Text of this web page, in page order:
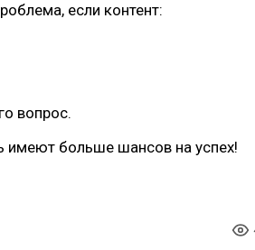
если контент:
вопрос.
имеют больше шансов на успех!